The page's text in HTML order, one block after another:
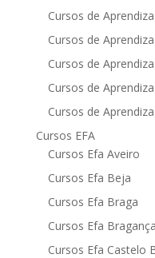
Cursos de
Cursos de
Cursos de
Cursos de
Cursos de
Cursos EFA
Cursos Efa Aveiro
Cursos Efa Beja
Cursos Efa Braga
Cursos Efa Bragança
Cursos Efa Castelo